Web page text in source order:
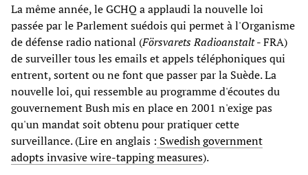
La même année, le GCHQ a applaudi la nouvelle loi
passée par le Parlement suédois qui permet à l'Organisme
de défense radio national (Försvarets Radioanstalt- FRA)
de surveiller tous les emails et appels téléphoniques qui
entrent, sortent ou ne font que passer par la Suède. La
nouvelle loi, qui ressemble au programme d'écoutes du
gouvernement Bush mis en place en 2001 n'exige pas
qu'un mandat soit obtenu pour pratiquer cette
surveillance. (Lire en anglais : Swedish government
adopts invasive wire-tapping measures).